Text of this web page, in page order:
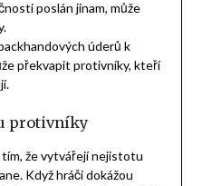
poslán jinam, může
úderů k
překvapit protivníky, kteří
protivníky
že vytvářejí nejistotu
Když hráči dokážou